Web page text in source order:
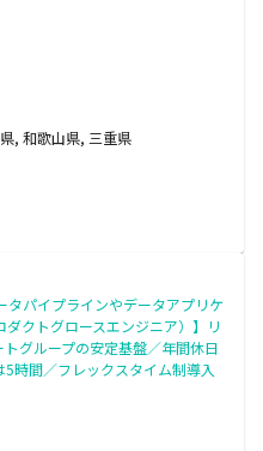
, 和歌山県, 三重県
タパイプラインやデータアプリケ
クトグロースエンジニア）】リ
グループの安定基盤／年間休日
時間／フレックスタイム制導入